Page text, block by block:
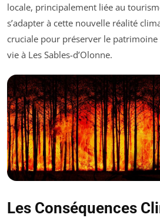
locale, principalement liée au
s’adapter à cette nouvelle réalité
cruciale pour préserver le
vie à Les Sables-d’Olonne.
Les Conséquences